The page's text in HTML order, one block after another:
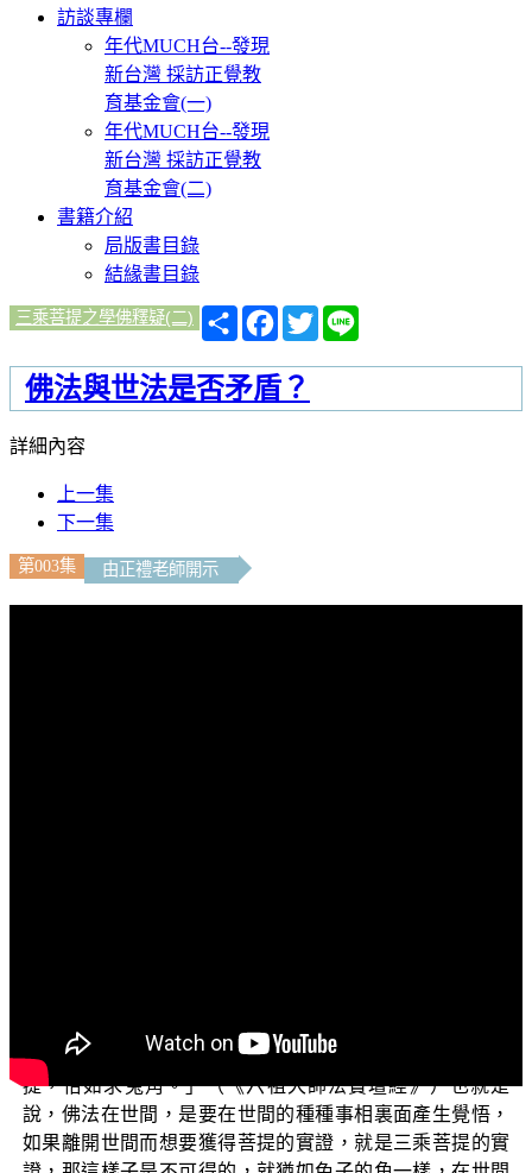
訪談專欄
年代MUCH台--發現
新台灣 採訪正覺教
育基金會(一)
年代MUCH台--發現
新台灣 採訪正覺教
育基金會(二)
書籍介紹
局版書目錄
結緣書目錄
三乘菩提之學佛釋疑(二)
分
享
Facebook
Twitter
佛法與世法是否矛盾？
詳細內容
上一集
下一集
第003集 由正禮老師開示
譬如說在《六祖壇經》裏面，六祖慧能大師他就有這
樣的開示，他說：「佛法在世間，不離世間覺；離世覓菩
提，恰如求兔角。」（《六祖大師法寶壇經》）也就是
說，佛法在世間，是要在世間的種種事相裏面產生覺悟，
如果離開世間而想要獲得菩提的實證，就是三乘菩提的實